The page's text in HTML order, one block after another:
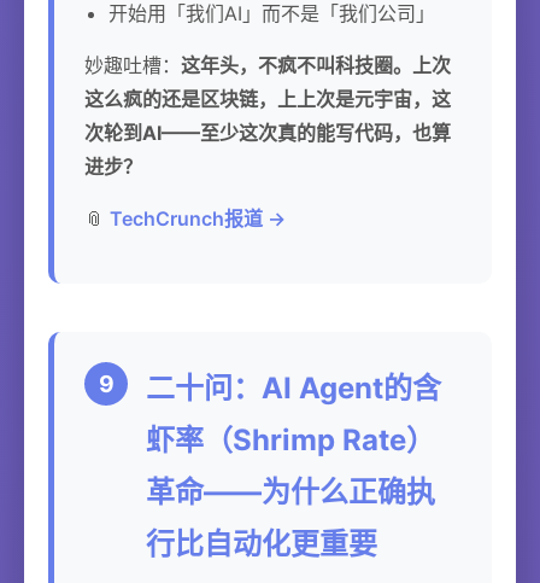
开始用「我们AI」而不是「我们公司」
妙趣吐槽： 这年头，不疯不叫科技圈。上次
这么疯的还是区块链，上上次是元宇宙，这
次轮到AI——至少这次真的能写代码，也算
进步？
📎 TechCrunch报道 →
9
二十问：AI Agent的含
虾率（Shrimp Rate）
革命——为什么正确执
行比自动化更重要